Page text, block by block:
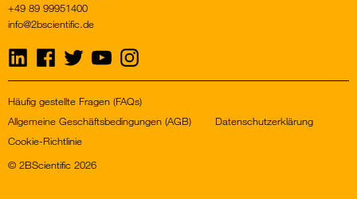
+49 89 99951400
info@2bscientific.de
Visit
us
on
Visit
on
Visit
us
on
Visit
us
on
Visit
us
on
© 2BScientific 2026
Häufig gestellte Fragen (FAQs)
Allgemeine Geschäftsbedingungen (AGB)
Datenschutzerklärung
Cookie-Richtlinie